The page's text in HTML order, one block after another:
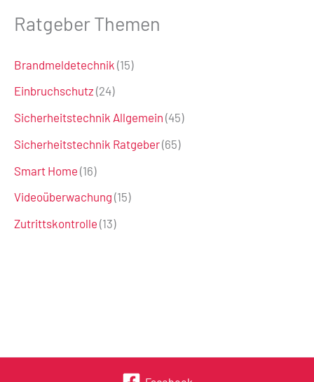
Ratgeber Themen
Brandmeldetechnik (15)
Einbruchschutz (24)
Sicherheitstechnik Allgemein (45)
Sicherheitstechnik Ratgeber(65)
Smart Home (16)
Videoüberwachung (15)
Zutrittskontrolle (13)